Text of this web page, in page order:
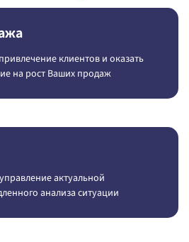
клиентов и оказать
на рост Ваших продаж
актуальной
анализа ситуации